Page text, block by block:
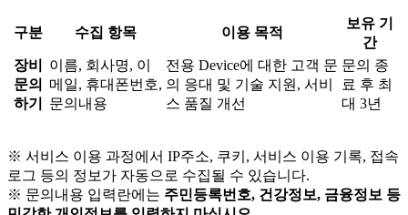
구분 수집 항목 이용 목적
보유 기
간
장비
문의
하기
이름, 회사명, 이
메일, 휴대폰번호,
문의내용
전용 Device에 대한 고객 문
의 응대 및 기술 지원, 서비
스 품질 개선
문의 종
료 후 최
대 3년
※ 서비스 이용 과정에서 IP주소, 쿠키, 서비스 이용 기록, 접속
로그 등의 정보가 자동으로 수집될 수 있습니다.
※ 문의내용 입력란에는 주민등록번호, 건강정보, 금융정보 등